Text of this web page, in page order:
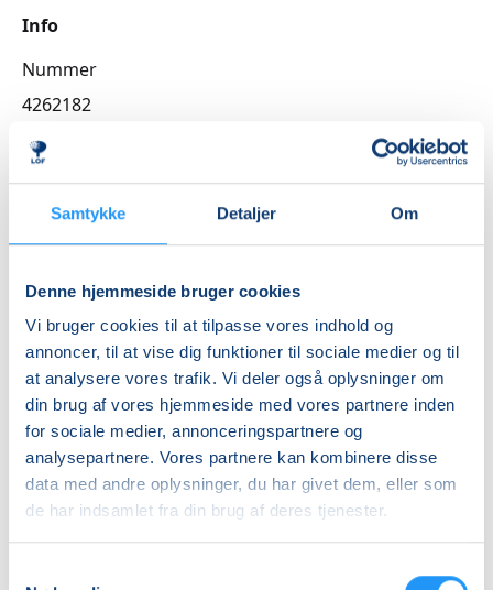
Samtykke Detaljer Om
Denne hjemmeside bruger cookies
Vi bruger cookies til at tilpasse vores indhold og
annoncer, til at vise dig funktioner til sociale medier og til
at analysere vores trafik. Vi deler også oplysninger om
din brug af vores hjemmeside med vores partnere inden
for sociale medier, annonceringspartnere og
analysepartnere. Vores partnere kan kombinere disse
data med andre oplysninger, du har givet dem, eller som
de har indsamlet fra din brug af deres tjenester.
Info
Nummer
4262182
Første mødegang
Sidste mødegang
onsdag 13.01.2027, kl. 18.30 - 20.00
Antal mødegange
18 mødegange
Adresse
Sorø Sundhedscenter, Dr. Kaarsbergsvej 6,
Personaleindgang, 4180, Sorø(Træningssalen)
Se på kort
Praktiske oplysninger